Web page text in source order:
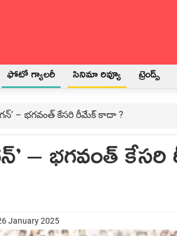
ఫోటో గ్యాలరీ సినిమా రివ్యూ ట్రెండ్స్
– భగవంత్ కేసరి రీమేక్ కాదా ?
– భగవంత్
January 2025